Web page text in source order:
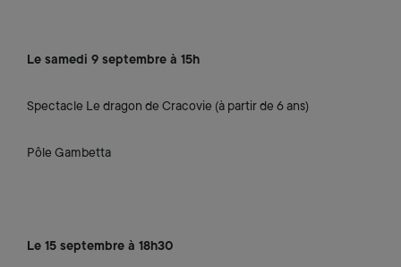
Le samedi 9 septembre à 15h
Spectacle Le dragon de Cracovie (à partir de 6 ans)
Pôle Gambetta
Le 15 septembre à 18h30